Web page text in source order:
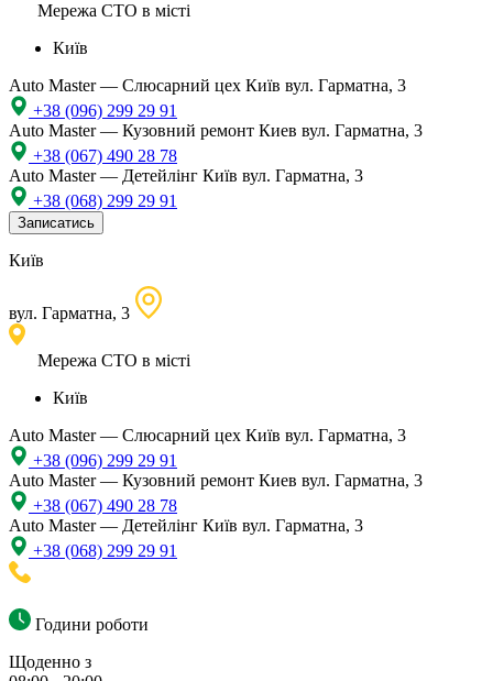
Мережа СТО в місті
Київ
Auto Master — Слюсарний цех Київ вул. Гарматна, 3
+38 (096) 299 29 91
Auto Master — Кузовний ремонт Киев вул. Гарматна, 3
+38 (067) 490 28 78
Auto Master — Детейлінг Київ вул. Гарматна, 3
+38 (068) 299 29 91
Записатись
Київ
вул. Гарматна, 3
Мережа СТО в місті
Київ
Auto Master — Слюсарний цех Київ вул. Гарматна, 3
+38 (096) 299 29 91
Auto Master — Кузовний ремонт Киев вул. Гарматна, 3
+38 (067) 490 28 78
Auto Master — Детейлінг Київ вул. Гарматна, 3
+38 (068) 299 29 91
Години роботи
Щоденно з